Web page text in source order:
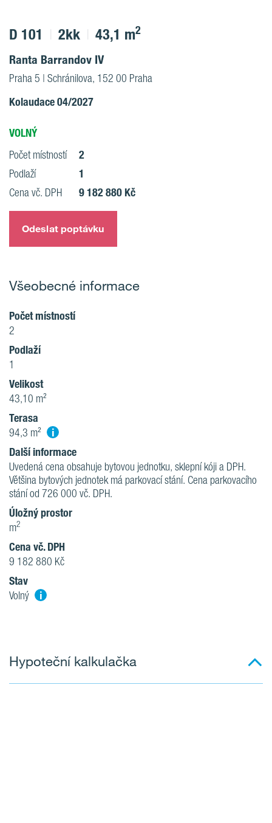
D 101 2kk 43,1 m2
Ranta Barrandov IV
Praha 5 | Schránilova, 152 00 Praha
Kolaudace 04/2027
VOLNÝ
Počet místností 2
Podlaží 1
Cena vč. DPH 9 182 880 Kč
Odeslat poptávku
Všeobecné informace
Počet místností
2
Podlaží
1
Velikost
43,10 m²
Terasa
94,3 m² i
Další informace
Uvedená cena obsahuje bytovou jednotku, sklepní kóji a DPH.
Většina bytových jednotek má parkovací stání. Cena parkovacího
stání od 726 000 vč. DPH.
Úložný prostor
m2
Cena vč. DPH
9 182 880 Kč
Stav
Volný i
Hypoteční kalkulačka